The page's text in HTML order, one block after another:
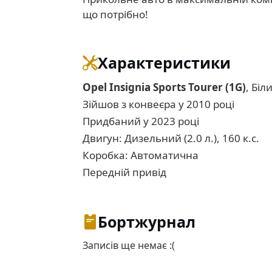
що потрібно!
Характеристики
Opel Insignia Sports Tourer (1G),
Зійшов з конвеєра у 2010 році
Придбаний у 2023 році
Двигун: Дизельний (2.0 л.), 160 к.с.
Коробка: Автоматична
Передній привід
Бортжурнал
Записів ще немає :(